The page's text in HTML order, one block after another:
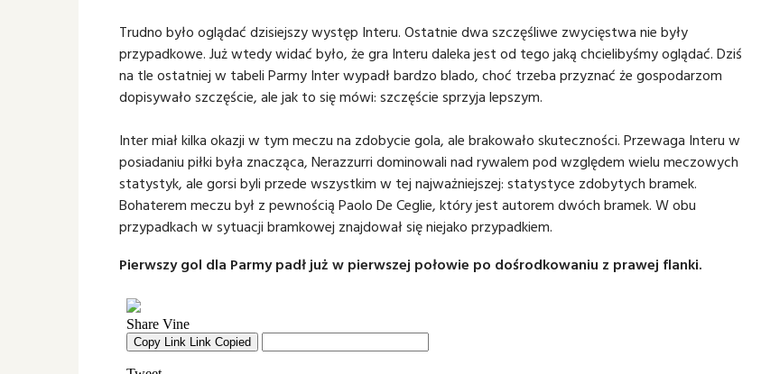
Trudno było oglądać dzisiejszy występ Interu. Ostatnie dwa szczęśliwe zwycięstwa nie były
przypadkowe. Już wtedy widać było, że gra Interu daleka jest od tego jaką chcielibyśmy oglądać. Dziś
na tle ostatniej w tabeli Parmy Inter wypadł bardzo blado, choć trzeba przyznać że gospodarzom
dopisywało szczęście, ale jak to się mówi: szczęście sprzyja lepszym.
Inter miał kilka okazji w tym meczu na zdobycie gola, ale brakowało skuteczności. Przewaga Interu w
posiadaniu piłki była znacząca, Nerazzurri dominowali nad rywalem pod względem wielu meczowych
statystyk, ale gorsi byli przede wszystkim w tej najważniejszej: statystyce zdobytych bramek.
Bohaterem meczu był z pewnością Paolo De Ceglie, który jest autorem dwóch bramek. W obu
przypadkach w sytuacji bramkowej znajdował się niejako przypadkiem.
Pierwszy gol dla Parmy padł już w pierwszej połowie po dośrodkowaniu z prawej flanki.